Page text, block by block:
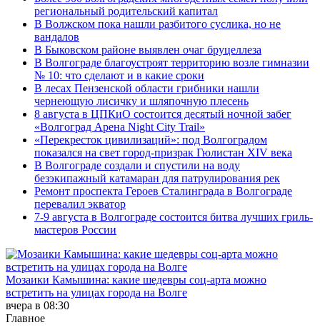
региональный родительский капитал
В Волжском пока нашли разбитого суслика, но не
вандалов
В Быковском районе выявлен очаг бруцеллеза
В Волгограде благоустроят территорию возле гимназии
№ 10: что сделают и в какие сроки
В лесах Пензенской области грибники нашли
чернеющую лисичку и шляпочную плесень
8 августа в ЦПКиО состоится десятый ночной забег
«Волгоград Арена Night City Trail»
«Перекресток цивилизаций»: под Волгоградом
показался на свет город-призрак Гюлистан XIV века
В Волгограде создали и спустили на воду
безэкипажный катамаран для патрулирования рек
Ремонт проспекта Героев Сталинграда в Волгограде
перевалил экватор
7-9 августа в Волгограде состоится битва лучших гриль-
мастеров России
Мозаики Камышина: какие шедевры соц-арта можно
встретить на улицах города на Волге
вчера в 08:30
Главное